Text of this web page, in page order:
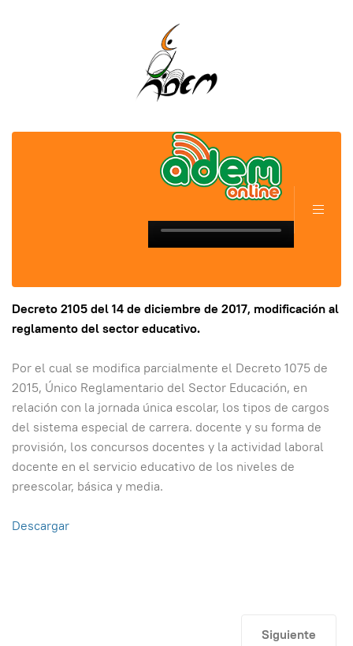
Decreto 2105 del 14 de diciembre de 2017, modificación al
reglamento del sector educativo.
Por el cual se modifica parcialmente el Decreto 1075 de
2015, Único Reglamentario del Sector Educación, en
relación con la jornada única escolar, los tipos de cargos
del sistema especial de carrera. docente y su forma de
provisión, los concursos docentes y la actividad laboral
docente en el servicio educativo de los niveles de
preescolar, básica y media.
Descargar
Artículo
Siguiente